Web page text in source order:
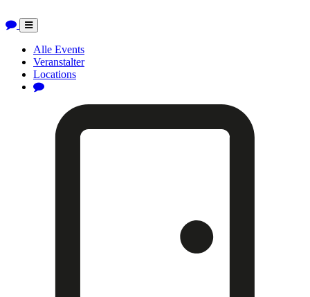
Toggle
navigation
Alle Events
Veranstalter
Locations